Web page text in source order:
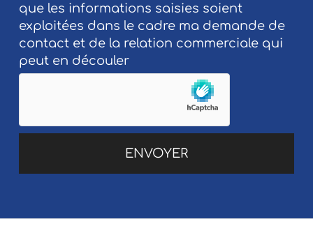
que les informations saisies soient
exploitées dans le cadre ma demande de
contact et de la relation commerciale qui
peut en découler